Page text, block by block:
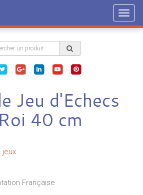
Jeu d'Echecs
40 cm
jeux
Française